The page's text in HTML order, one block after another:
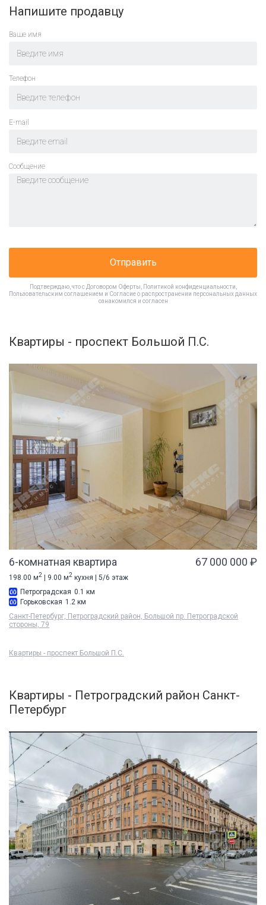
Напишите продавцу
Ваше имя
Телефон
E-mail
Cообщение
Отправить
Подтверждаю, что с Договором Оферты Политикой конфиденциальности
Пользовательским соглашением и Согласие о распространении персональных данных
ознакомился и согласен
Квартиры - проспект Большой П.С.
6-комнатная квартира 67 000 000 ₽
198.00 м2 | 9.00 м2 кухня | 5/6 этаж
Петроградская 0.1 км
Горьковская 1.2 км
Санкт-Петербург, Петроградский район, Большой пр. Петроградской
стороны, 79
Квартиры - проспект Большой П.С.
Квартиры - Петроградский район Санкт-
Петербург